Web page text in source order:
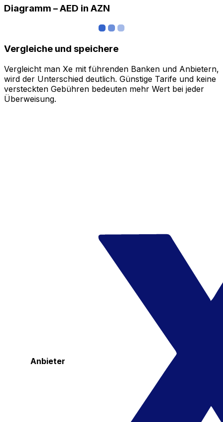
Diagramm – AED in AZN
Vergleiche und speichere
Vergleicht man Xe mit führenden Banken und Anbietern,
wird der Unterschied deutlich. Günstige Tarife und keine
versteckten Gebühren bedeuten mehr Wert bei jeder
Überweisung.
Anbieter